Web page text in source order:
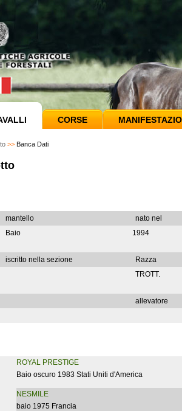
CORSE
>> Banca Dati
mantello
nato nel
Baio 1994
iscritto nella sezione
Razza
TROTT.
allevatore
ROYAL PRESTIGE
Baio oscuro 1983 Stati Uniti d'America
NESMILE
baio 1975 Francia